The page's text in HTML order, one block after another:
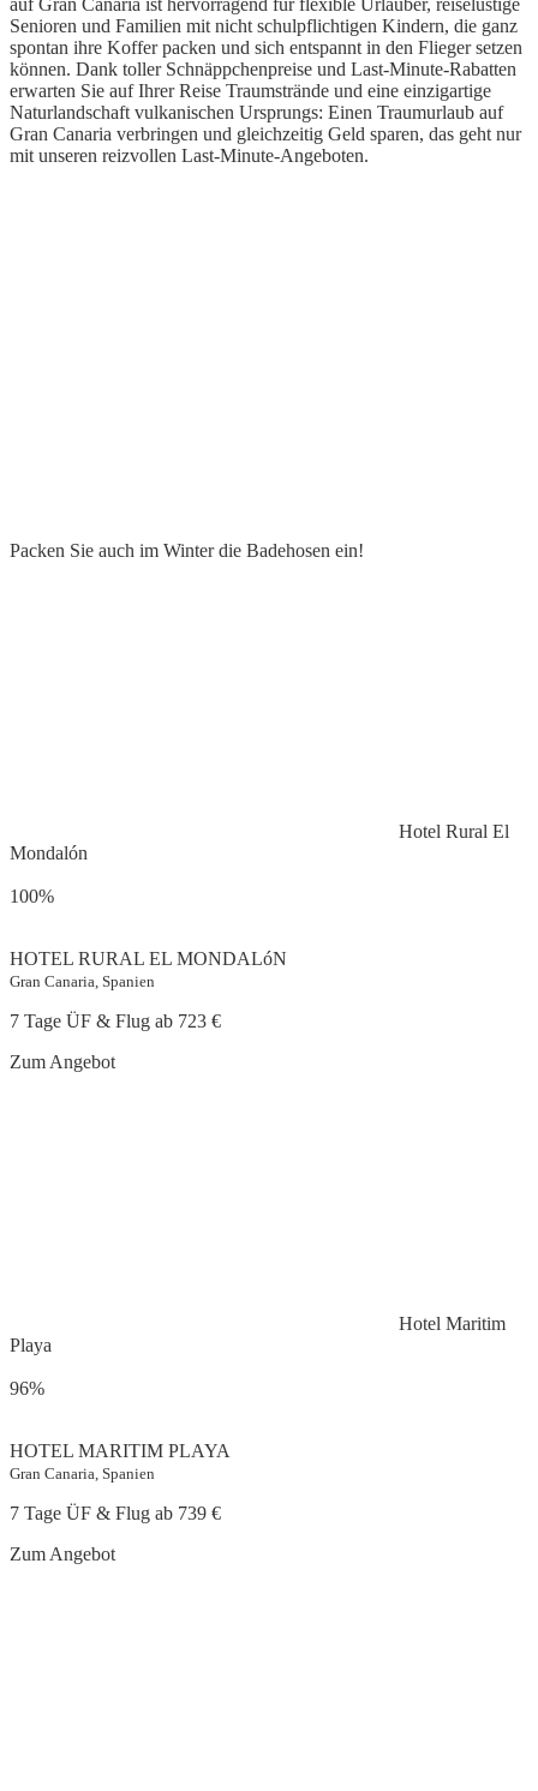
Senioren und Familien mit nicht schulpflichtigen Kindern, die ganz
spontan ihre Koffer packen und sich entspannt in den Flieger setzen
können. Dank toller Schnäppchenpreise und Last-Minute-Rabatten
erwarten Sie auf Ihrer Reise Traumstrände und eine einzigartige
Naturlandschaft vulkanischen Ursprungs: Einen Traumurlaub auf
Gran Canaria verbringen und gleichzeitig Geld sparen, das geht nur
mit unseren reizvollen Last-Minute-Angeboten.
Packen Sie auch im Winter die Badehosen ein!
Hotel Rural El
Mondalón
100%
HOTEL RURAL EL MONDALóN
Gran Canaria, Spanien
7 Tage ÜF & Flug ab 723 €
Zum Angebot
Hotel Maritim
Playa
96%
HOTEL MARITIM PLAYA
Gran Canaria, Spanien
7 Tage ÜF & Flug ab 739 €
Zum Angebot